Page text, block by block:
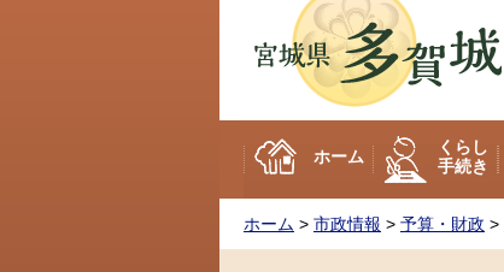
多賀城市
ホーム
くらし
手続き
ホーム > 市政情報 > 予算・財政 >